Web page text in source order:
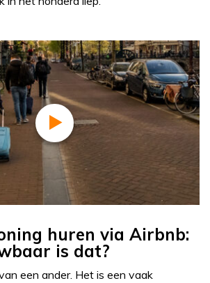
huren via Airbnb:
is dat?
een ander. Het is een vaak